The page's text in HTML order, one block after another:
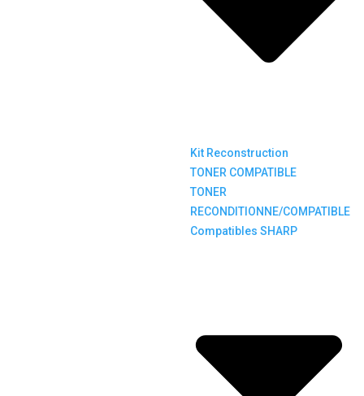
Kit Reconstruction
TONER COMPATIBLE
TONER
RECONDITIONNE/COMPATIBLE
Compatibles SHARP